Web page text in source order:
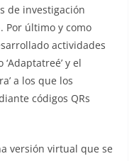
de investigación
Por último y como
actividades
y el
a los que los
códigos QRs
versión virtual que se